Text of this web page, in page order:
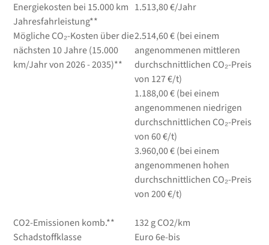
Energiekosten bei 15.000 km
Jahresfahrleistung**
1.513,80 €/Jahr
Mögliche CO₂-Kosten über die
nächsten 10 Jahre (15.000
km/Jahr von 2026 - 2035)**
2.514,60 € (bei einem
angenommenen mittleren
durchschnittlichen CO₂-Preis
von 127 €/t)
1.188,00 € (bei einem
angenommenen niedrigen
durchschnittlichen CO₂-Preis
von 60 €/t)
3.960,00 € (bei einem
angenommenen hohen
durchschnittlichen CO₂-Preis
von 200 €/t)
CO2-Emissionen komb.**
132 g CO2/km
Schadstoffklasse
Euro 6e-bis